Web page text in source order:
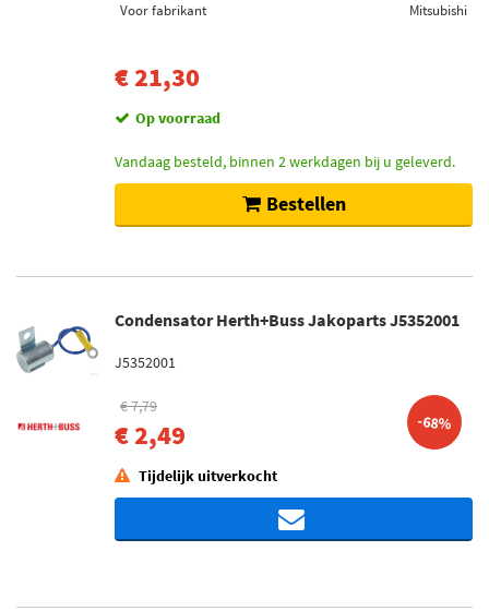
Voor fabrikant
Mitsubishi
€ 21,30
Op voorraad
Vandaag besteld, binnen 2 werkdagen bij u geleverd.
Bestellen
Condensator Herth+Buss Jakoparts J5352001
J5352001
€ 7,79
€ 2,49 -68%
Tijdelijk uitverkocht